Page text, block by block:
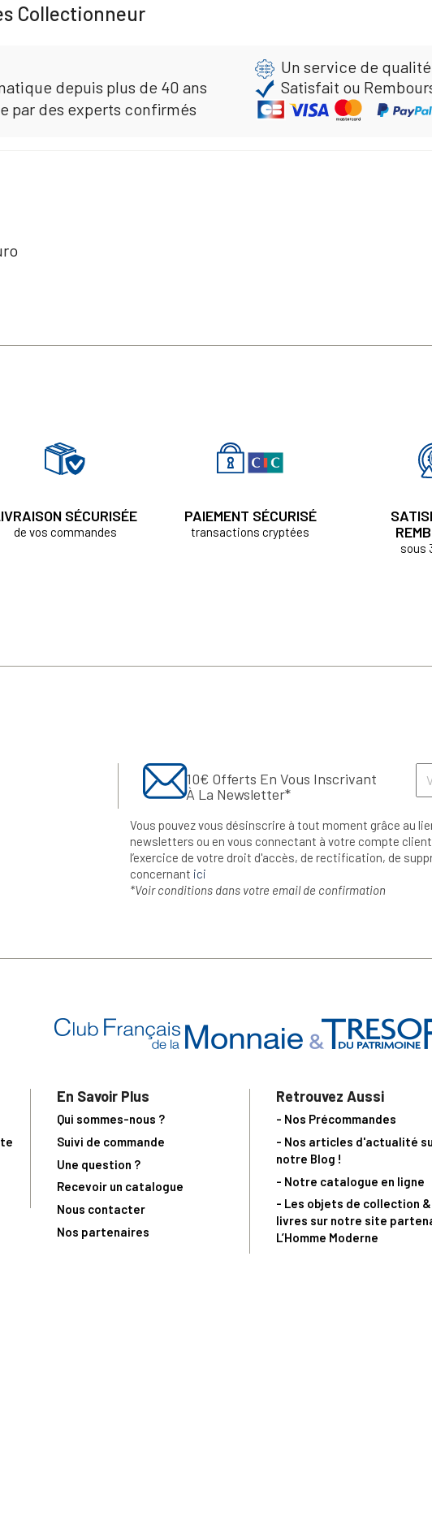
Collectionneur
Un service de
depuis plus de 40 ans
Satisfait ou
par des experts confirmés
SÉCURISÉE
de vos commandes
PAIEMENT SÉCURISÉ
transactions cryptées
sous
10€ Offerts En Vous Inscrivant
À La Newsletter*
Vous pouvez vous désinscrire à tout moment grâce au
newsletters ou en vous connectant à votre compte
l’exercice de votre droit d'accès, de rectification, de
concernant ici
*Voir conditions dans votre email de confirmation
En Savoir Plus
Qui sommes-nous ?
Suivi de commande
Une question ?
Recevoir un catalogue
Nous contacter
Nos partenaires
Retrouvez Aussi
- Nos Précommandes
- Nos articles d'actualité
notre Blog !
- Notre catalogue en ligne
- Les objets de collection
livres sur notre site
L’Homme Moderne